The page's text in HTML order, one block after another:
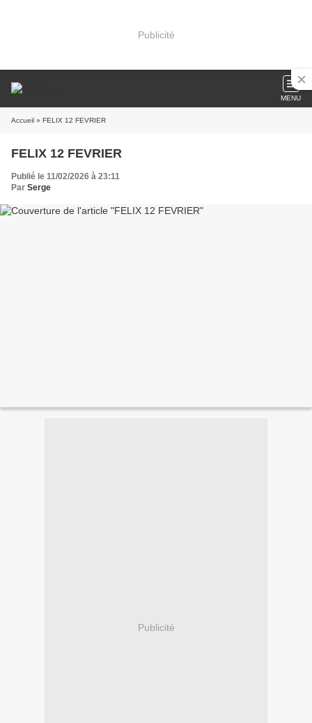
Publicité
MENU
Accueil » FELIX 12 FEVRIER
FELIX 12 FEVRIER
Publié le 11/02/2026 à 23:11
Par Serge
Publicité